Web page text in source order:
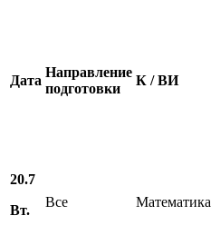
Дата
Направление
подготовки
К / ВИ
20.7
Вт.
Все Математика